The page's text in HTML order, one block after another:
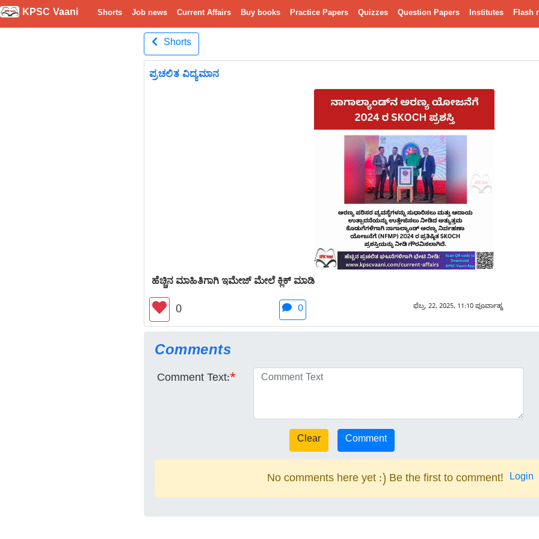
KPSC Vaani Shorts Job news Current Affairs Buy books Practice Papers Quizzes Question Papers Institutes Flash
Shorts
ಪ್ರಚಲಿತ ವಿದ್ಯಮಾನ
ಹೆಚ್ಚಿನ ಮಾಹಿತಿಗಾಗಿ ಇಮೇಜ್ ಮೇಲೆ ಕ್ಲಿಕ್ ಮಾಡಿ
0 0 ಫೆಬ್ರ. 22, 2025, 11:10 ಪೂರ್ವಾಹ್ನ
Comments
Comment Text:*
No comments here yet :) Be the first to comment! Login